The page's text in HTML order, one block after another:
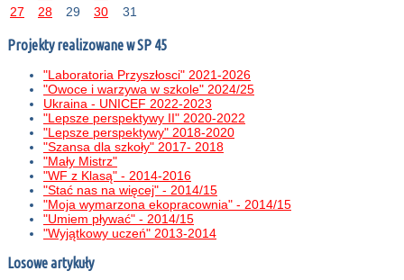
27
28 29 30 31
Projekty realizowane w SP 45
"Laboratoria Przyszłosci" 2021-2026
"Owoce i warzywa w szkole" 2024/25
Ukraina - UNICEF 2022-2023
"Lepsze perspektywy II" 2020-2022
"Lepsze perspektywy" 2018-2020
"Szansa dla szkoły" 2017- 2018
"Mały Mistrz"
"WF z Klasą" - 2014-2016
"Stać nas na więcej" - 2014/15
"Moja wymarzona ekopracownia" - 2014/15
"Umiem pływać" - 2014/15
"Wyjątkowy uczeń" 2013-2014
Losowe artykuły